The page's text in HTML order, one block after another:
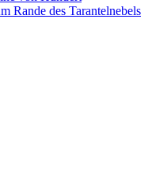
Rande des Tarantelnebels